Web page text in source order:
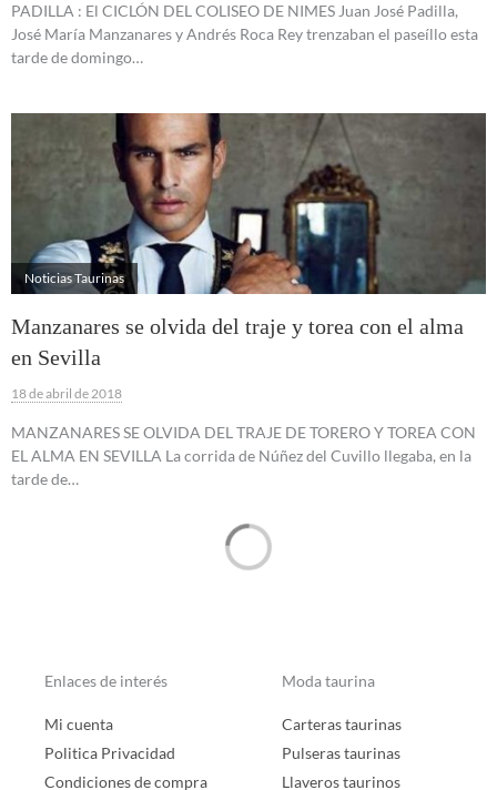
PADILLA : El CICLÓN DEL COLISEO DE NIMES Juan José Padilla,
José María Manzanares y Andrés Roca Rey trenzaban el paseíllo esta
tarde de domingo…
Noticias Taurinas
Manzanares se olvida del traje y torea con el alma
en Sevilla
18 de abril de 2018
MANZANARES SE OLVIDA DEL TRAJE DE TORERO Y TOREA CON
EL ALMA EN SEVILLA La corrida de Núñez del Cuvillo llegaba, en la
tarde de…
Enlaces de interés
Mi cuenta
Politica Privacidad
Condiciones de compra
Moda taurina
Carteras taurinas
Pulseras taurinas
Llaveros taurinos